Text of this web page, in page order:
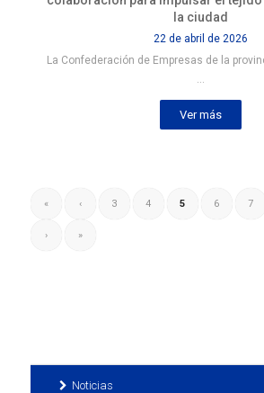
la ciudad
22 de abril de 2026
La Confederación de Empresas de la
…
Ver más
« ‹ 3 4 5 6 7
› »
Noticias